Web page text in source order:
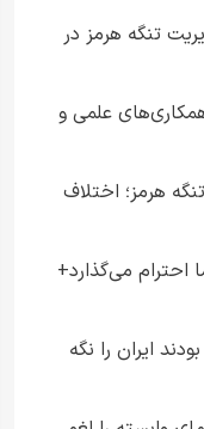
تنگه هرمز در
علمی و
هرمز؛ اختلاف
احترام می‌گذارد+
ایران را نگه